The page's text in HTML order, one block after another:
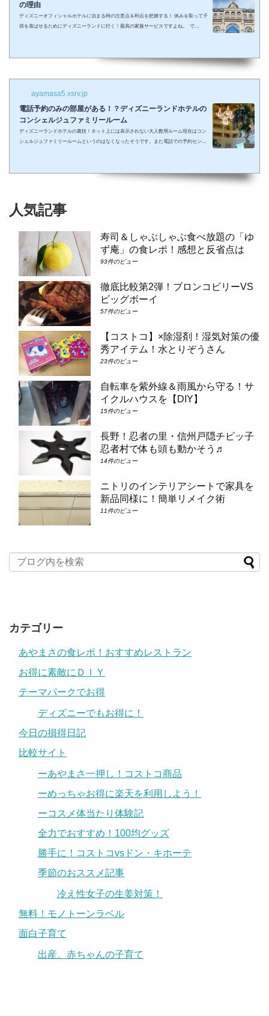
の理由
ディズニーオフィシャルホテルに泊まる時の注意点＆利点を把握する！ 休みを取って子
供を喜ばせるためにディズニーランドに行く！最高の家族サービスですよね。 で
しまって抱っこしながら見るなんて残念なことも多々起こるでしょう。 せっかくキラキ
ラした夢の国を可愛い我が子に見せたかったのに・・・。 そんな時、「ディズニーラ...
ayamasa5.xsrv.jp
電話予約のみの部屋がある！？ディズニーランドホテルの
コンシェルジュファミリールーム
ディズニーランドホテルの裏技！ネット上には表示されない大人数用ルーム現在はコン
シェルジュファミリールームというのはなくなったそうです。また電話での予約センタ
6階）➁コンシェルジュ・デラックスルーム（パークビュー）（3-6階）③コンシェルジ
ュ・スーペリアルーム（パークビュー）（7-8階）④コンシェルジュ・デラックスルー
人気記事
寿司＆しゃぶしゃぶ食べ放題の「ゆ
ず庵」の食レポ！感想と反省点は
93件のビュー
徹底比較第2弾！ブロンコビリーVS
ビッグボーイ
57件のビュー
【コストコ】×除湿剤！湿気対策の優
秀アイテム！水とりぞうさん
23件のビュー
自転車を紫外線＆雨風から守る！サ
イクルハウスを【DIY】
15件のビュー
長野！忍者の里・信州戸隠チビッ子
忍者村で体も頭も動かそう♬
14件のビュー
ニトリのインテリアシートで家具を
新品同様に！簡単リメイク術
11件のビュー
カテゴリー
あやまさの食レポ！おすすめレストラン
お得に素敵にＤＩＹ
テーマパークでお得
ディズニーでもお得に！
今日の損得日記
比較サイト
ーあやまさ一押し！コストコ商品
ーめっちゃお得に楽天を利用しよう！
ーコスメ体当たり体験記
全力でおすすめ！100均グッズ
勝手に！コストコvsドン・キホーテ
季節のおススメ記事
冷え性女子の生姜対策！
無料！モノトーンラベル
面白子育て
出産、赤ちゃんの子育て